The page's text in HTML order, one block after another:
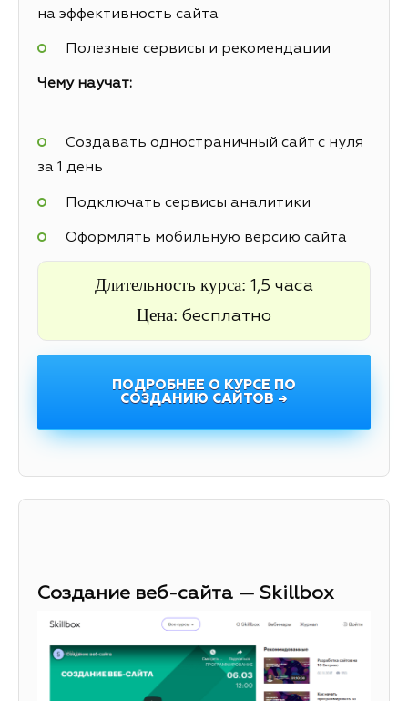
на эффективность сайта
Полезные сервисы и рекомендации
Чему научат:
Создавать одностраничный сайт с нуля
за 1 день
Подключать сервисы аналитики
Оформлять мобильную версию сайта
Длительность курса: 1,5 часа
Цена: бесплатно
ПОДРОБНЕЕ О КУРСЕ ПО
СОЗДАНИЮ САЙТОВ →
Создание веб-сайта — Skillbox